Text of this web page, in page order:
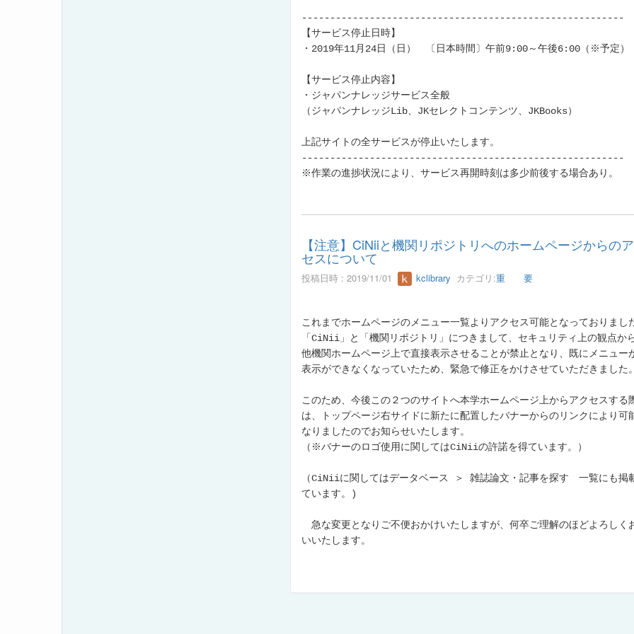
---------------------------------------------------------
【サービス停止日時】
・2019年11月24日（日） 〔日本時間〕午前9:00～午後6:00（※予定）
【サービス停止内容】
・ジャパンナレッジサービス全般
（ジャパンナレッジLib、JKセレクトコンテンツ、JKBooks）
上記サイトの全サービスが停止いたします。
---------------------------------------------------------
※作業の進捗状況により、サービス再開時刻は多少前後する場合あり。
【注意】CiNiiと機関リポジトリへのホームページからの
セスについて
投稿日時 : 2019/11/01 kclibrary カテゴリ:重 要
これまでホームページのメニュー一覧よりアクセス可能となっておりまし
「CiNii」と「機関リポジトリ」につきまして、セキュリティ上の観点か
他機関ホームページ上で直接表示させることが禁止となり、既にメニュー
表示ができなくなっていたため、緊急で修正をかけさせていただきました
このため、今後この２つのサイトへ本学ホームページ上からアクセスする
は、トップページ右サイドに新たに配置したバナーからのリンクにより可
なりましたのでお知らせいたします。
（※バナーのロゴ使用に関してはCiNiiの許諾を得ています。）
（CiNiiに関してはデータベース ＞ 雑誌論文・記事を探す 一覧にも掲
ています。)
急な変更となりご不便おかけいたしますが、何卒ご理解のほどよろしく
いいたします。